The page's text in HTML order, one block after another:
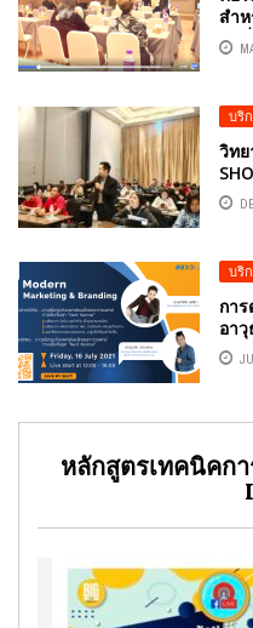
สำ
รุ่น
บริ
วิท
ขาย
ทา
ธวัช
บริ
กา
อา
แพท
หลักสูตรเทคนิคกา